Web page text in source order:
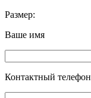
Размер:
Ваше имя
Контактный телефон